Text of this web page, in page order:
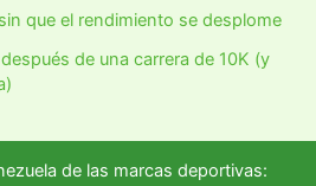
que el rendimiento se desplome
de una carrera de 10K (y
de las marcas deportivas: